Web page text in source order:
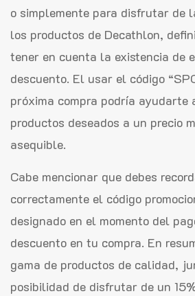
o simplemente para disfrutar de
los productos de Decathlon,
tener en cuenta la existencia de
descuento. El usar el código
próxima compra podría ayudarte
productos deseados a un precio
asequible.
Cabe mencionar que debes
correctamente el código
designado en el momento del
descuento en tu compra. En
gama de productos de calidad,
posibilidad de disfrutar de un